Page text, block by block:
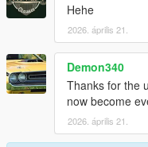
Hehe
2026. április 21.
Demon340
Thanks for the
now become
2026. április 21.